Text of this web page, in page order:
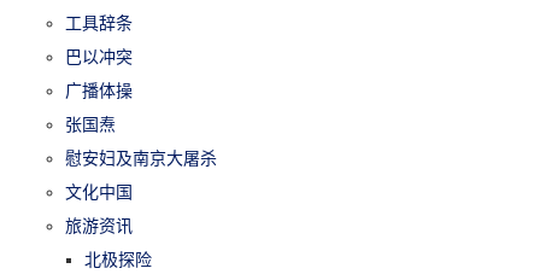
工具辞条
巴以冲突
广播体操
张国焘
慰安妇及南京大屠杀
文化中国
旅游资讯
北极探险